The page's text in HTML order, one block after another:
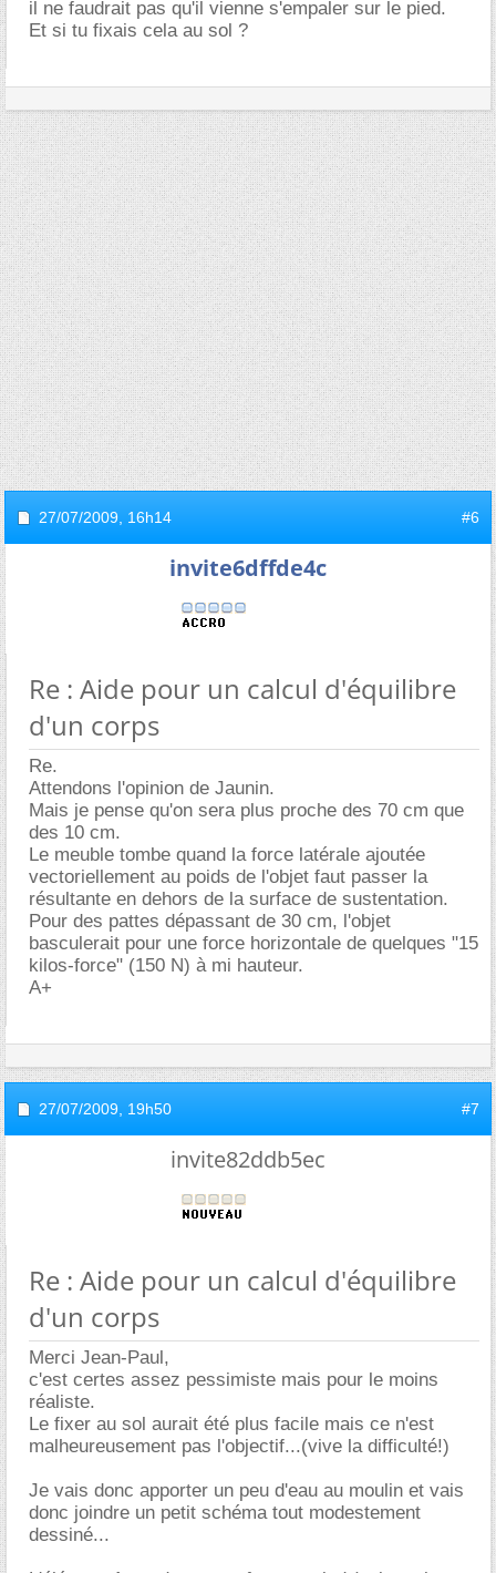
il ne faudrait pas qu'il vienne s'empaler sur le pied.
Et si tu fixais cela au sol ?
27/07/2009, 16h14 #6
invite6dffde4c
Re : Aide pour un calcul d'équilibre
d'un corps
Re.
Attendons l'opinion de Jaunin.
Mais je pense qu'on sera plus proche des 70 cm que
des 10 cm.
Le meuble tombe quand la force latérale ajoutée
vectoriellement au poids de l'objet faut passer la
résultante en dehors de la surface de sustentation.
Pour des pattes dépassant de 30 cm, l'objet
basculerait pour une force horizontale de quelques "15
kilos-force" (150 N) à mi hauteur.
A+
27/07/2009, 19h50 #7
invite82ddb5ec
Re : Aide pour un calcul d'équilibre
d'un corps
Merci Jean-Paul,
c'est certes assez pessimiste mais pour le moins
réaliste.
Le fixer au sol aurait été plus facile mais ce n'est
malheureusement pas l'objectif...(vive la difficulté!)
Je vais donc apporter un peu d'eau au moulin et vais
donc joindre un petit schéma tout modestement
dessiné...